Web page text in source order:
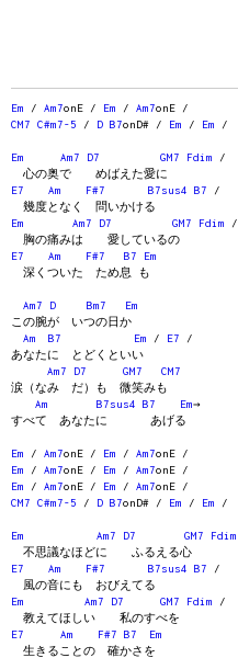
Em / Am7onE / Em / Am7onE /
CM7
C#m7-5 / D B7onD# / Em / Em /
Em Am7 D7 GM7 Fdim /
心の奥で めばえた愛に
E7
Am F#7 B7sus4 B7 /
幾度となく 問いかける
Em
Am7 D7 GM7 Fdim /
胸の痛みは 愛しているの
E7
Am F#7 B7
Em
深くついた ため息 も
Am7 D Bm7
Em
この腕が いつの日か
Am
B7 Em / E7 /
あなたに とどくといい
Am7
D7 GM7
CM7
涙（なみ だ）も 微笑みも
Am
B7sus4 B7 Em→
すべて あなたに あげる
Em / Am7onE / Em / Am7onE /
Em / Am7onE / Em / Am7onE /
Em / Am7onE / Em / Am7onE /
CM7
C#m7-5 / D B7onD# / Em / Em /
Em Am7 D7 GM7 Fdim
不思議なほどに ふるえる心
E7
Am F#7 B7sus4 B7 /
風の音にも おびえてる
Em
Am7 D7 GM7 Fdim /
教えてほしい 私のすべを
E7
Am F#7 B7
Em
生きることの 確かさを